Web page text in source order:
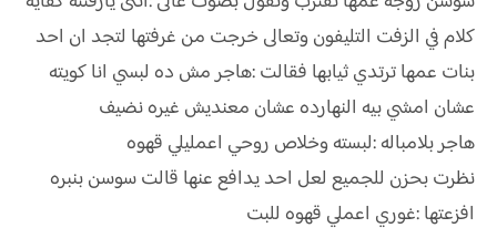
كلام في الزفت التليفون وتعالى خرجت من غرفتها لتجد ان احد
بنات عمها ترتدي ثيابها فقالت :هاجر مش ده لبسي انا كويته
عشان امشي بيه النهارده عشان معنديش غيره نضيف
هاجر بلامباله :لبسته وخلاص روحي اعمليلي قهوه
نظرت بحزن للجميع لعل احد يدافع عنها قالت سوسن بنبره
افزعتها :غوري اعملي قهوه للبت